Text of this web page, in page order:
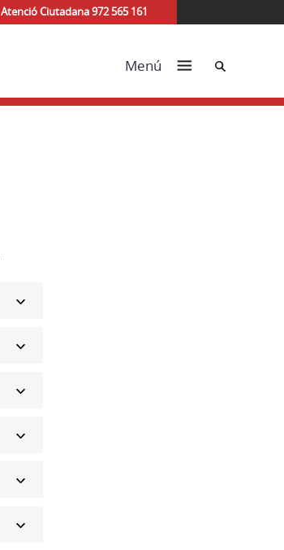
Atenció Ciutadana 972 565 161
Menú Cerca